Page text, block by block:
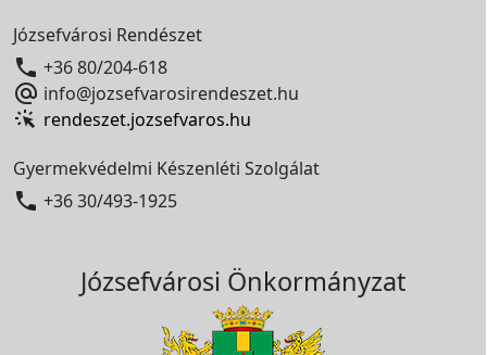
Józsefvárosi Rendészet
 +36 80/204-618
 info@jozsefvarosirendeszet.hu
rendeszet.jozsefvaros.hu
Gyermekvédelmi Készenléti Szolgálat
 +36 30/493-1925
Józsefvárosi Önkormányzat